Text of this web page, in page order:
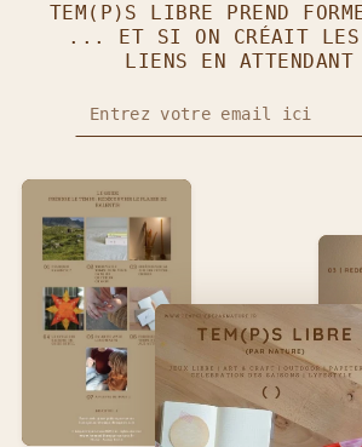
TEM(P)S LIBRE PREND
... ET SI ON CRÉAIT LES
LIENS EN
Entrez votre email ici